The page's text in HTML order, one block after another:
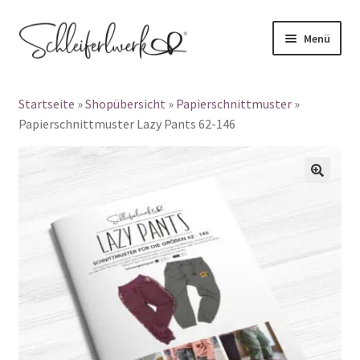
Zur
Navigation
Zum
Inhalt
Menü
👤 Mein Konto
Papierschnittmuster
Plotterdateien
Gewerbelizenz
Blog
Startseite »Shopübersicht » Papierschnittmuster»
Papierschnittmuster Lazy Pants 62-146